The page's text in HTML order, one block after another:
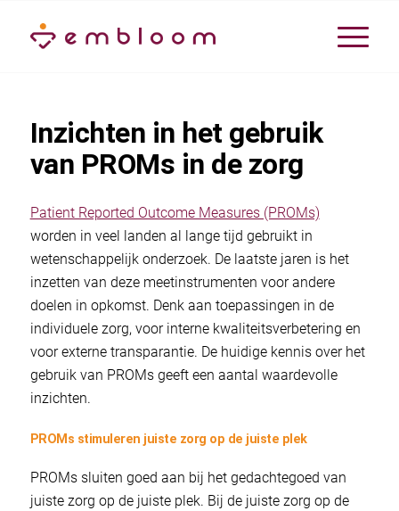
Inzichten in het gebruik
van PROMs in de zorg
Patient Reported Outcome Measures (PROMs)
worden in veel landen al lange tijd gebruikt in
wetenschappelijk onderzoek. De laatste jaren is het
inzetten van deze meetinstrumenten voor andere
doelen in opkomst. Denk aan toepassingen in de
individuele zorg, voor interne kwaliteitsverbetering en
voor externe transparantie. De huidige kennis over het
gebruik van PROMs geeft een aantal waardevolle
inzichten.
PROMs stimuleren juiste zorg op de juiste plek
PROMs sluiten goed aan bij het gedachtegoed van
juiste zorg op de juiste plek. Bij de juiste zorg op de